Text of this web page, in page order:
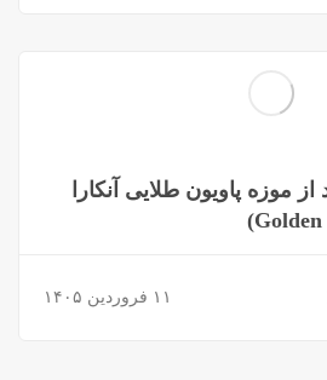
موزه پاویون طلایی آنکارا
۱۱ فروردین ۱۴۰۵